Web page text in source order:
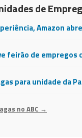
de
Amazon
feirão de empregos
para unidade da
no ABC →